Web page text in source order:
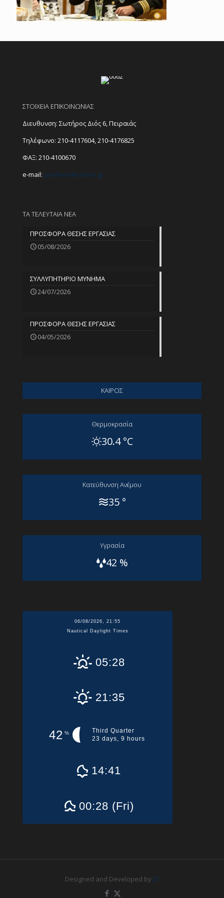
ΣΤΟΙΧΕΙΑ ΕΠΙΚΟΙΝΩΝΙΑΣ
Διευθυνση: Σωτήρος Διός 6, Πειραιάς
Τηλέφωνο: 210-4117604,210-4176825
ΦΑΞ: 210-4100670
e-mail: peathen@otenet.gr
ΤΑ ΤΕΛΕΥΤΑΙΑ ΝΕΑ
ΠΡΟΣΦΟΡΑ ΘΕΣΗΣ ΕΡΓΑΣΙΑΣ
05/08/2026
ΣΥΛΛΥΠΗΤΗΡΙΟ ΜΥΝΗΜΑ
24/07/2026
ΠΡΟΣΦΟΡΑ ΘΕΣΗΣ ΕΡΓΑΣΙΑΣ
04/05/2026
ΚΑΙΡΟΣ
Θερμοκρασία
30.4 °C
Kατεύθυνση Aνέμου
35 °
Yγρασία
42 %
06/08/2026, 21:55
Nautical Daylight Times
05:28
21:35
42 %
Third Quarter
23 days, 9 hours
14:41
00:28 (Fri)
Designed and Developed by JIT